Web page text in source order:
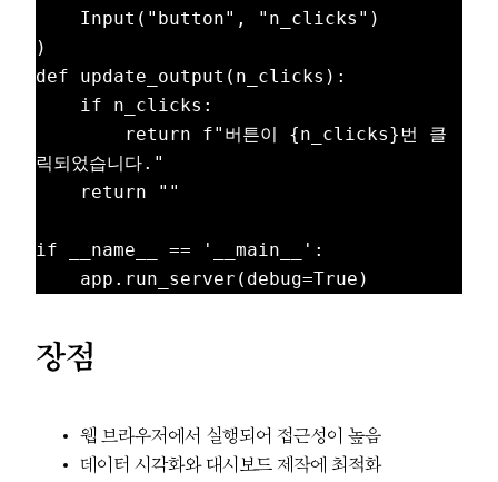
)
def update_output(n_clicks):
릭되었습니다."
if __name__ == '__main__':
장점
웹 브라우저에서 실행되어 접근성이 높음
데이터 시각화와 대시보드 제작에 최적화